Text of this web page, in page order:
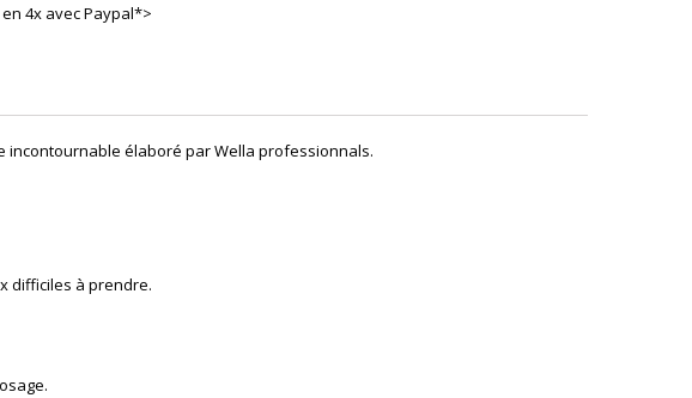
4x avec Paypal*>
incontournable élaboré par Wella professionnals.
difficiles à prendre.